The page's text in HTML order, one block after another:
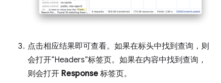
点击相应结果即可查看。如果在标头中找到查询，则
会打开“Headers”标签页。如果在内容中找到查询，
则会打开 Response 标签页。